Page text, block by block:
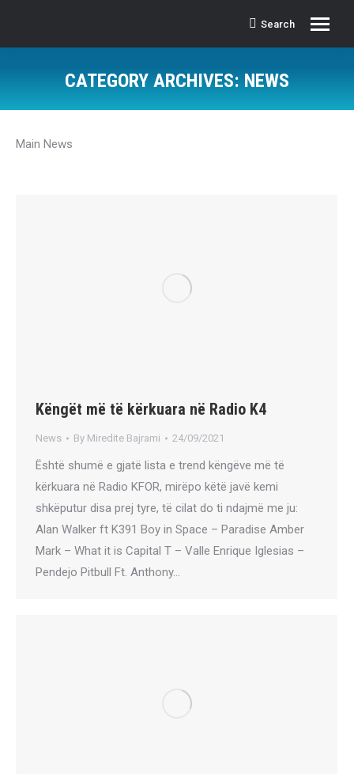
Search:
Search
CATEGORY ARCHIVES: NEWS
Main News
Këngët më të kërkuara në Radio K4
News By Miredite Bajrami 24/09/2021
Është shumë e gjatë lista e trend këngëve më të
kërkuara në Radio KFOR, mirëpo këtë javë kemi
shkëputur disa prej tyre, të cilat do ti ndajmë me ju:
Alan Walker ft K391 Boy in Space – Paradise Amber
Mark – What it is Capital T – Valle Enrique Iglesias –
Pendejo Pitbull Ft. Anthony…